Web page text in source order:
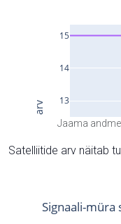
Jaama
Satelliitide arv näitab